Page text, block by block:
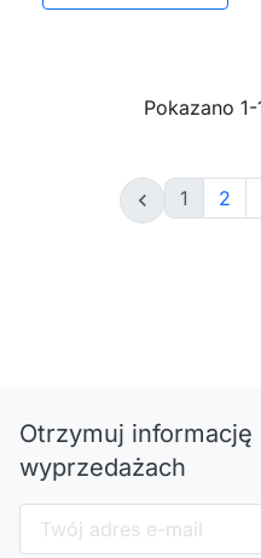
Pokazano
 1 2
Otrzymuj
wyprzedażach